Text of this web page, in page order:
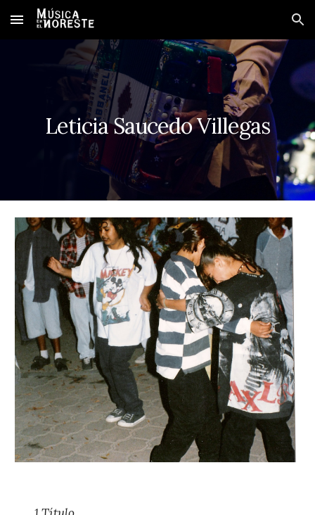
Skip to main content Skip to navigation
Leticia Saucedo Villegas